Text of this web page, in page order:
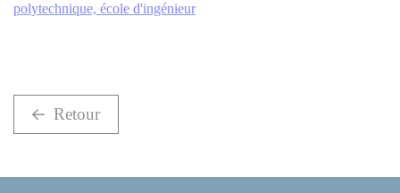
polytechnique, école d'ingénieur
Retour